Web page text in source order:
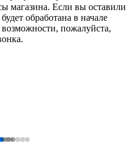
магазина. Если вы оставили
обработана в начале
пожалуйста,